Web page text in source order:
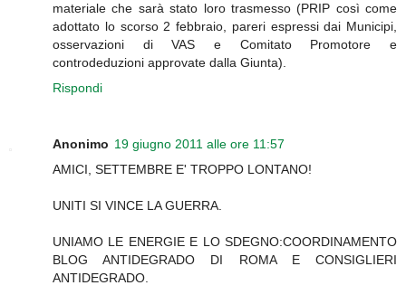
materiale che sarà stato loro trasmesso (PRIP così come
adottato lo scorso 2 febbraio, pareri espressi dai Municipi,
osservazioni di VAS e Comitato Promotore e
controdeduzioni approvate dalla Giunta).
Rispondi
Anonimo 19 giugno 2011 alle ore 11:57
AMICI, SETTEMBRE E' TROPPO LONTANO!
UNITI SI VINCE LA GUERRA.
UNIAMO LE ENERGIE E LO SDEGNO:COORDINAMENTO
BLOG ANTIDEGRADO DI ROMA E CONSIGLIERI
ANTIDEGRADO.